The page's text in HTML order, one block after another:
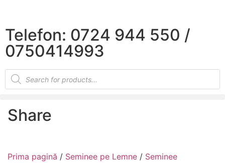
Telefon: 0724 944 550 /
0750414993
Prima pagină / Seminee pe Lemne / Seminee
Share